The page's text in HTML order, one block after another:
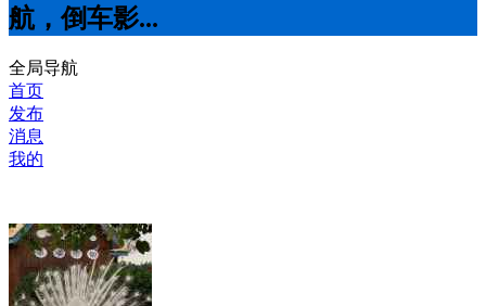
航，倒车影...
全局导航
首页
发布
消息
我的